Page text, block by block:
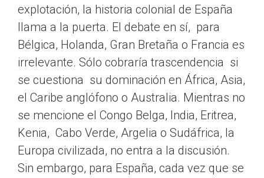
explotación, la historia colonial de España
llama a la puerta. El debate en sí, para
Bélgica, Holanda, Gran Bretaña o Francia es
irrelevante. Sólo cobraría trascendencia si
se cuestiona su dominación en África, Asia,
el Caribe anglófono o Australia. Mientras no
se mencione el Congo Belga, India, Eritrea,
Kenia, Cabo Verde, Argelia o Sudáfrica, la
Europa civilizada, no entra a la discusión.
Sin embargo, para España, cada vez que se